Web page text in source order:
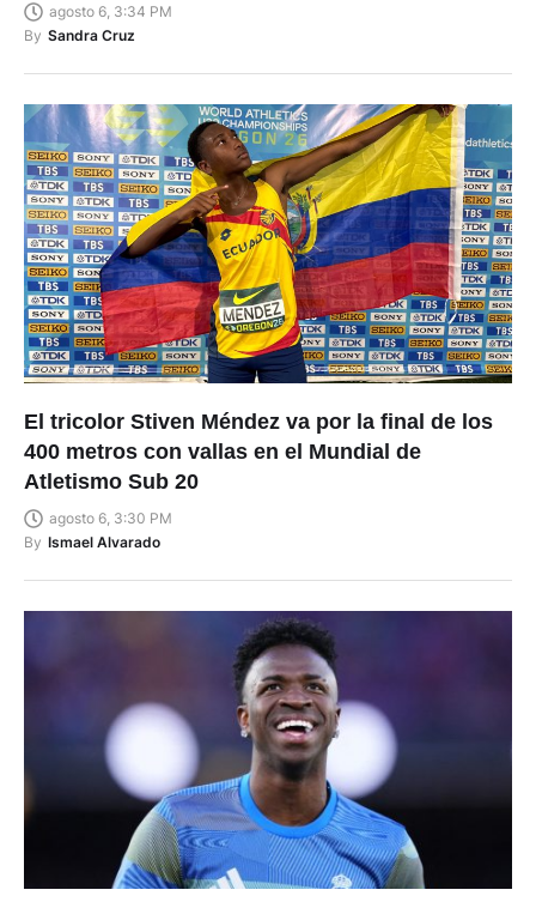
agosto 6, 3:34 PM
By Sandra Cruz
El tricolor Stiven Méndez va por la final de los
400 metros con vallas en el Mundial de
Atletismo Sub 20
agosto 6, 3:30 PM
By Ismael Alvarado